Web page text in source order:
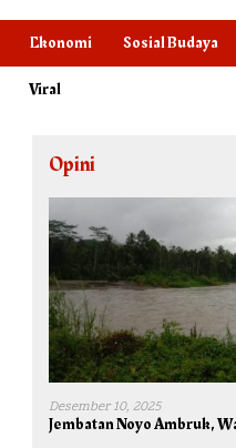
Ekonomi
Sosial Budaya
Viral
Opini
Desember 10, 2025
Jembatan Noyo Ambruk,